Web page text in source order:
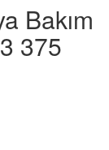
Bakım
375